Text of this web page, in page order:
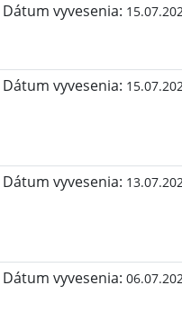
Dátum vyvesenia:
Dátum vyvesenia:
Dátum vyvesenia:
Dátum vyvesenia: